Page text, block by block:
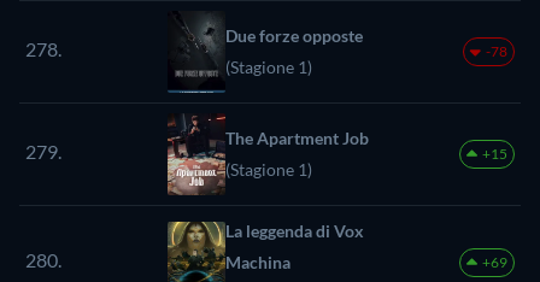
278.
Due forze opposte
(Stagione 1)
-78
279.
The Apartment Job
(Stagione 1)
+15
280.
La leggenda di Vox
Machina
+69